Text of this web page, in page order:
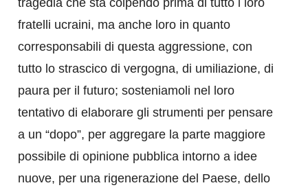
fratelli ucraini, ma anche loro in quanto
corresponsabili di questa aggressione, con
tutto lo strascico di vergogna, di umiliazione, di
paura per il futuro; sosteniamoli nel loro
tentativo di elaborare gli strumenti per pensare
a un “dopo”, per aggregare la parte maggiore
possibile di opinione pubblica intorno a idee
nuove, per una rigenerazione del Paese, dello